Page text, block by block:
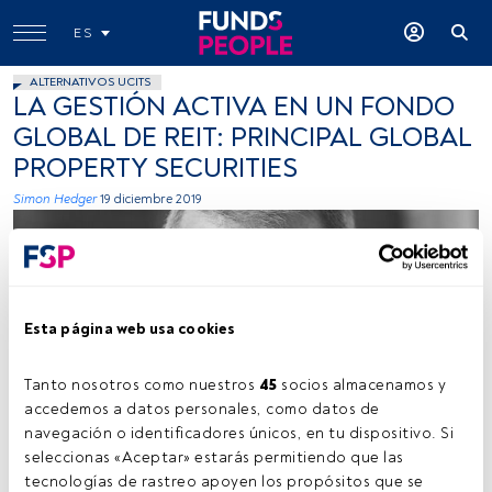
Esta página web usa cookies
Tanto nosotros como nuestros 45 socios almacenamos y
accedemos a datos personales, como datos de
navegación o identificadores únicos, en tu dispositivo. Si
seleccionas «Aceptar» estarás permitiendo que las
tecnologías de rastreo apoyen los propósitos que se
ES
ALTERNATIVOS UCITS
LA GESTIÓN ACTIVA EN UN FONDO
GLOBAL DE REIT: PRINCIPAL GLOBAL
PROPERTY SECURITIES
Simon Hedger 19 diciembre 2019
Cedida por Principal Global Investors
Tiempo lectura: 3 min.